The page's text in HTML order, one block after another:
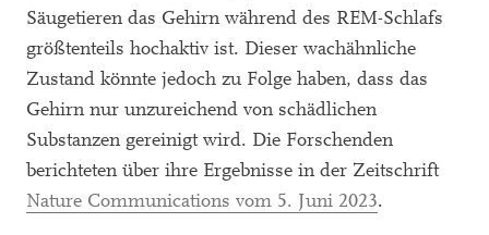
Säugetieren das Gehirn während des REM-Schlafs
größtenteils hochaktiv ist. Dieser wachähnliche
Zustand könnte jedoch zu Folge haben, dass das
Gehirn nur unzureichend von schädlichen
Substanzen gereinigt wird. Die Forschenden
berichteten über ihre Ergebnisse in der Zeitschrift
Nature Communications vom 5. Juni 2023.